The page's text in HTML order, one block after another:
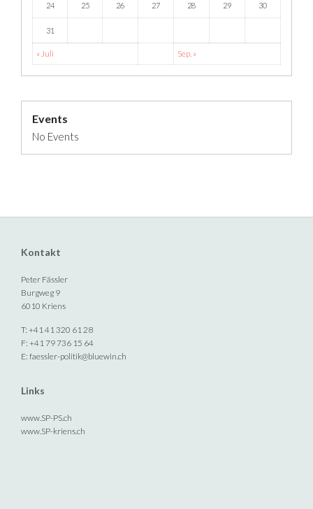
24 25 26 27 28 29 30
31
« Juli Sep. »
Events
No Events
Kontakt
Peter Fässler
Burgweg 9
6010 Kriens
T: +41 41 320 61 28
F: +41 79 736 15 64
E: faessler-politik@bluewin.ch
Links
www.SP-PS.ch
www.SP-kriens.ch